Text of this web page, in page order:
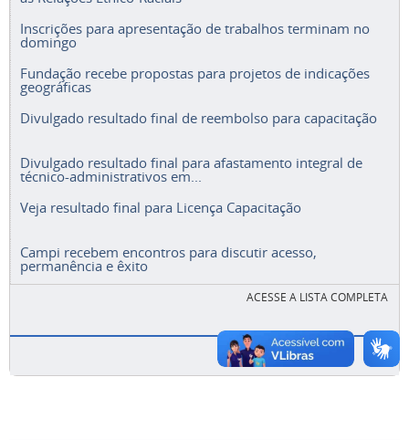
Inscrições para apresentação de trabalhos terminam no
domingo
Fundação recebe propostas para projetos de indicações
geográficas
Divulgado resultado final de reembolso para capacitação
Divulgado resultado final para afastamento integral de
técnico-administrativos em...
Veja resultado final para Licença Capacitação
Campi recebem encontros para discutir acesso,
permanência e êxito
ACESSE A LISTA COMPLETA